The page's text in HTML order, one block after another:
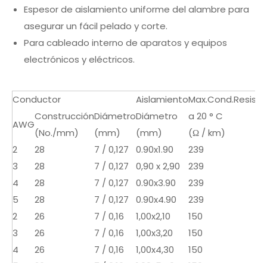
Espesor de aislamiento uniforme del alambre para
asegurar un fácil pelado y corte.
Para cableado interno de aparatos y equipos
electrónicos y eléctricos.
Conductor Aislamiento
a 20 ° C
(Ω / km)
AWG
Construcción
(No./mm)
Diámetro
(mm)
Diámetro
(mm)
2
28 7 / 0,127 0.90x1.90
239
3
28 7 / 0,127 0,90 x 2,90
239
4
28 7 / 0,127 0.90x3.90
239
5
28 7 / 0,127 0.90x4.90
239
2
26 7 / 0,16 1,00x2,10
150
3
26 7 / 0,16 1,00x3,20
150
4
26 7 / 0,16 1,00x4,30
150